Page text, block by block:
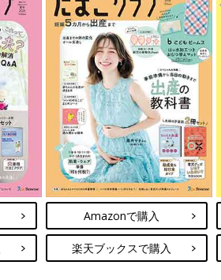
Amazonで購入
楽天ブックスで購入